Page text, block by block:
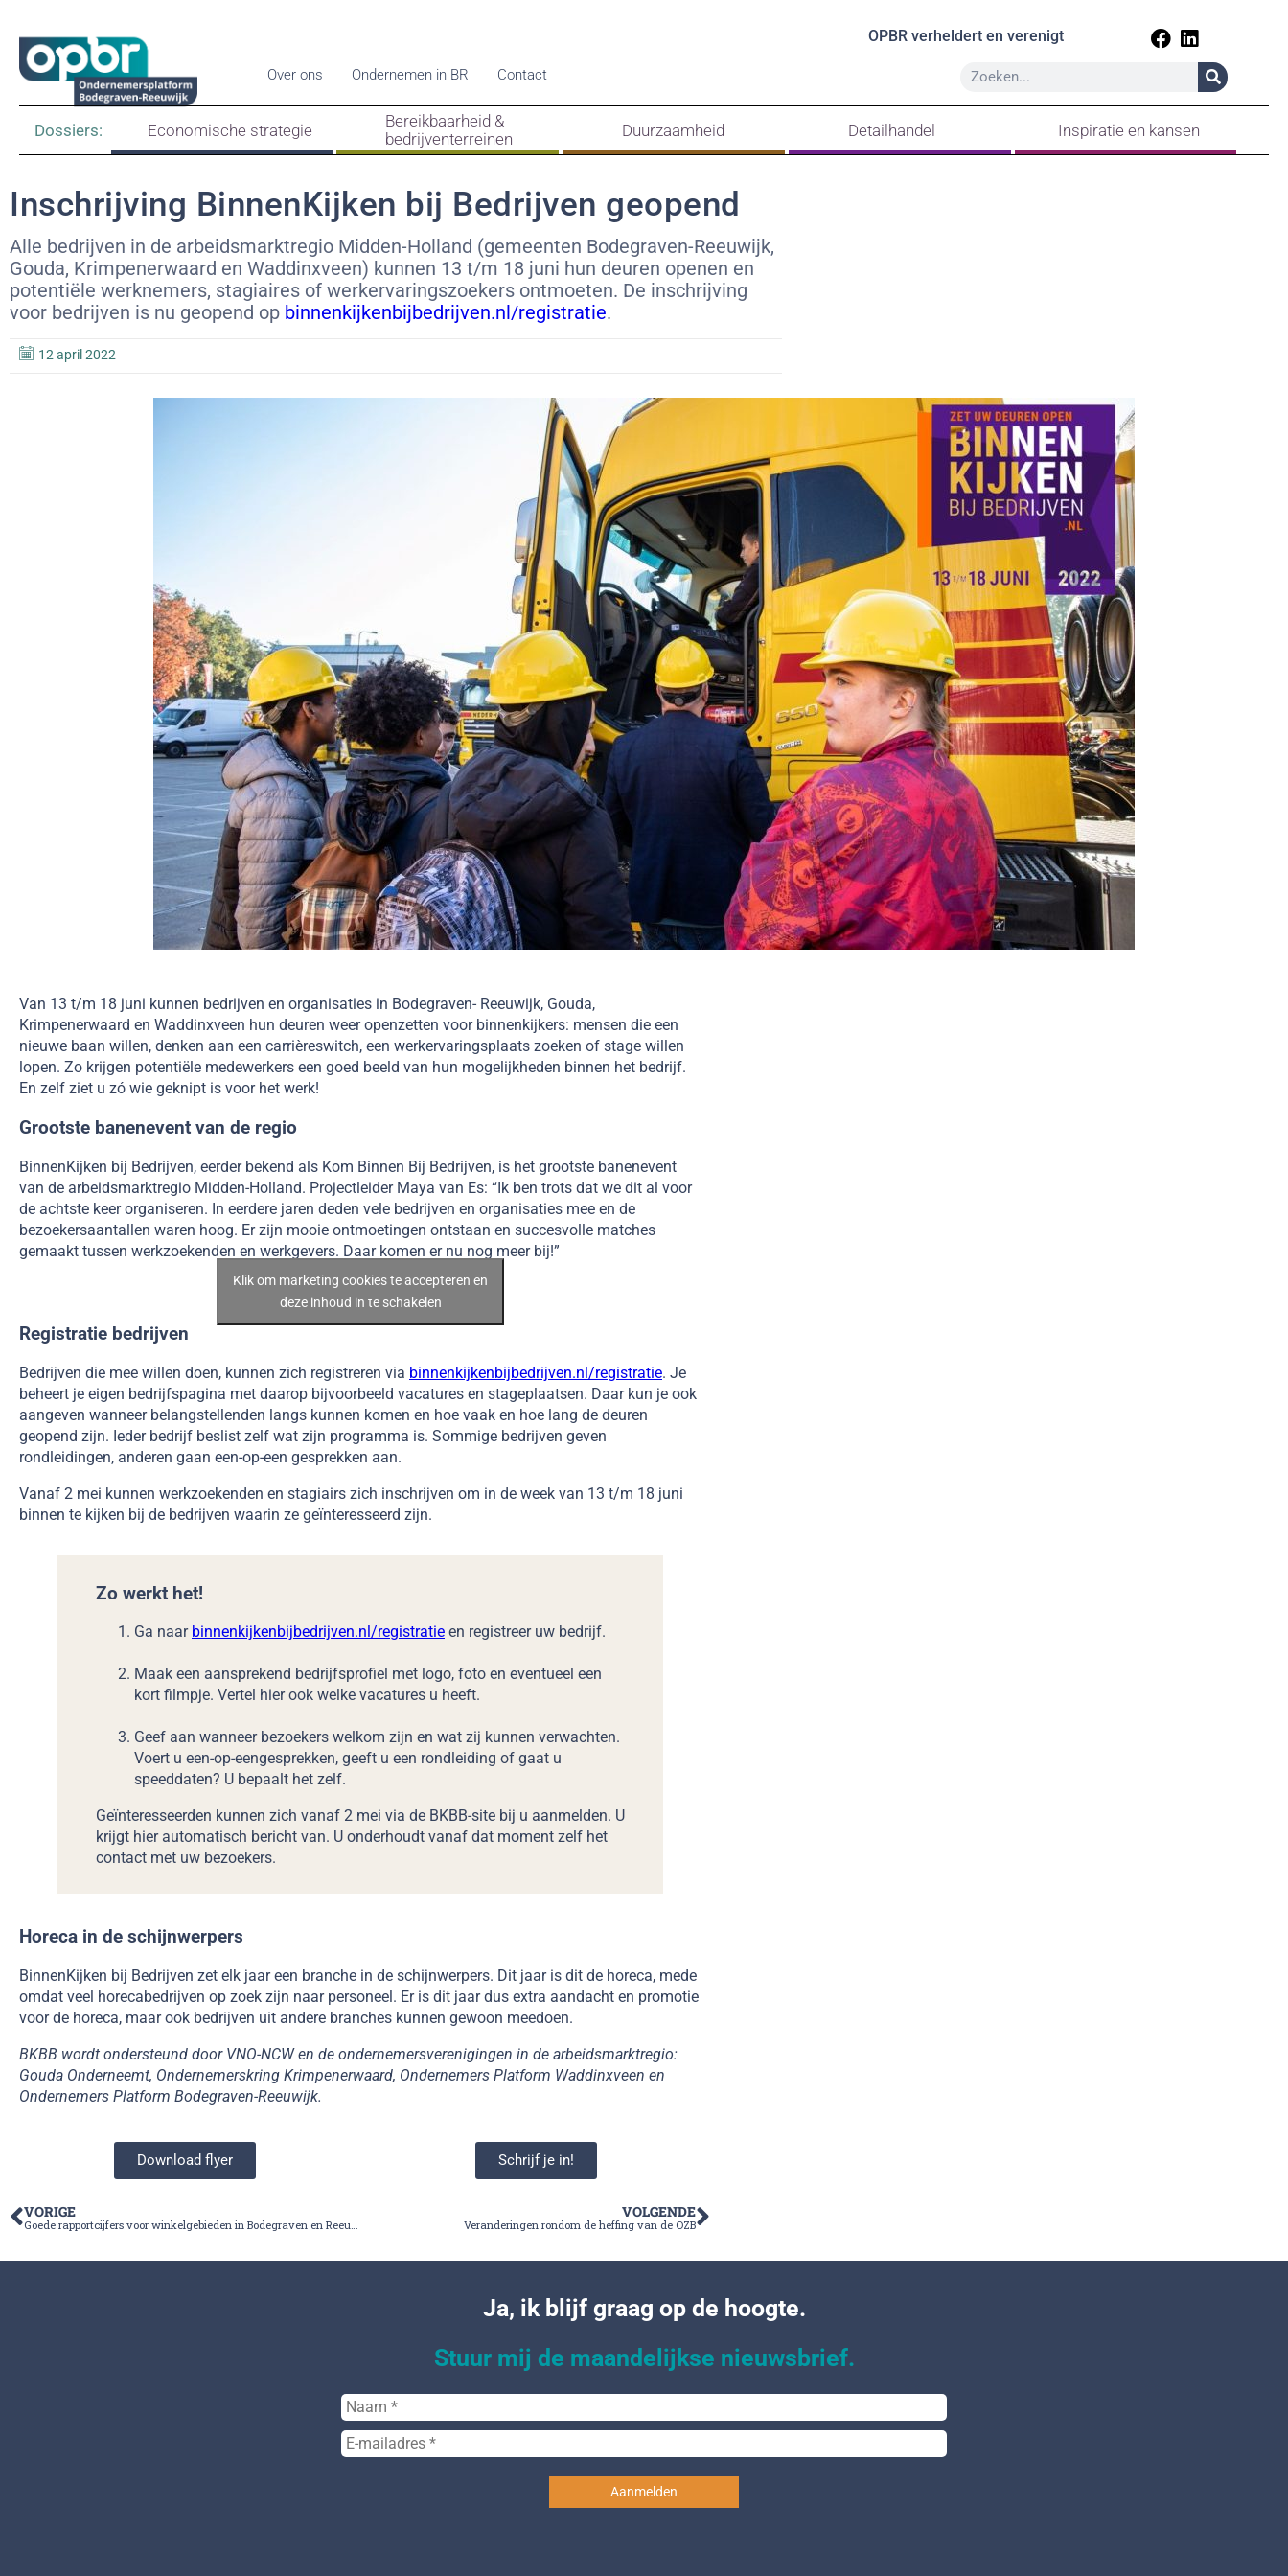
OPBR verheldert en verenigt
Over ons Ondernemen in BR Contact
Dossiers: Economische strategie
Bereikbaarheid &
bedrijventerreinen
Duurzaamheid Detailhandel Inspiratie en kansen
Inschrijving BinnenKijken bij Bedrijven geopend
Alle bedrijven in de arbeidsmarktregio Midden-Holland (gemeenten Bodegraven-Reeuwijk,
Gouda, Krimpenerwaard en Waddinxveen) kunnen 13 t/m 18 juni hun deuren openen en
potentiële werknemers, stagiaires of werkervaringszoekers ontmoeten. De inschrijving
voor bedrijven is nu geopend op binnenkijkenbijbedrijven.nl/registratie.
12 april 2022
Van 13 t/m 18 juni kunnen bedrijven en organisaties in Bodegraven- Reeuwijk, Gouda,
Krimpenerwaard en Waddinxveen hun deuren weer openzetten voor binnenkijkers: mensen die een
nieuwe baan willen, denken aan een carrièreswitch, een werkervaringsplaats zoeken of stage willen
lopen. Zo krijgen potentiële medewerkers een goed beeld van hun mogelijkheden binnen het bedrijf.
En zelf ziet u zó wie geknipt is voor het werk!
Grootste banenevent van de regio
BinnenKijken bij Bedrijven, eerder bekend als Kom Binnen Bij Bedrijven, is het grootste banenevent
van de arbeidsmarktregio Midden-Holland. Projectleider Maya van Es: “Ik ben trots dat we dit al voor
de achtste keer organiseren. In eerdere jaren deden vele bedrijven en organisaties mee en de
bezoekersaantallen waren hoog. Er zijn mooie ontmoetingen ontstaan en succesvolle matches
gemaakt tussen werkzoekenden en werkgevers. Daar komen er nu nog meer bij!”
Klik om marketing cookies te accepteren en
deze inhoud in te schakelen
Registratie bedrijven
Bedrijven die mee willen doen, kunnen zich registreren via binnenkijkenbijbedrijven.nl/registratie. Je
beheert je eigen bedrijfspagina met daarop bijvoorbeeld vacatures en stageplaatsen. Daar kun je ook
aangeven wanneer belangstellenden langs kunnen komen en hoe vaak en hoe lang de deuren
geopend zijn. Ieder bedrijf beslist zelf wat zijn programma is. Sommige bedrijven geven
rondleidingen, anderen gaan een-op-een gesprekken aan.
Vanaf 2 mei kunnen werkzoekenden en stagiairs zich inschrijven om in de week van 13 t/m 18 juni
binnen te kijken bij de bedrijven waarin ze geïnteresseerd zijn.
Zo werkt het!
Ga naar binnenkijkenbijbedrijven.nl/registratie en registreer uw bedrijf.
Maak een aansprekend bedrijfsprofiel met logo, foto en eventueel een
kort filmpje. Vertel hier ook welke vacatures u heeft.
Geef aan wanneer bezoekers welkom zijn en wat zij kunnen verwachten.
Voert u een-op-eengesprekken, geeft u een rondleiding of gaat u
speeddaten? U bepaalt het zelf.
Geïnteresseerden kunnen zich vanaf 2 mei via de BKBB-site bij u aanmelden. U
krijgt hier automatisch bericht van. U onderhoudt vanaf dat moment zelf het
contact met uw bezoekers.
Horeca in de schijnwerpers
BinnenKijken bij Bedrijven zet elk jaar een branche in de schijnwerpers. Dit jaar is dit de horeca, mede
omdat veel horecabedrijven op zoek zijn naar personeel. Er is dit jaar dus extra aandacht en promotie
voor de horeca, maar ook bedrijven uit andere branches kunnen gewoon meedoen.
BKBB wordt ondersteund door VNO-NCW en de ondernemersverenigingen in de arbeidsmarktregio:
Gouda Onderneemt, Ondernemerskring Krimpenerwaard, Ondernemers Platform Waddinxveen en
Ondernemers Platform Bodegraven-Reeuwijk.
Download flyer Schrijf je in!
VORIGE VOLGENDE
Veranderingen rondom de heffing van de OZB
Ja, ik blijf graag op de hoogte.
Stuur mij de maandelijkse nieuwsbrief.